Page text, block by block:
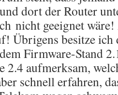
dort der Router
nicht geeignet wäre!
Übrigens besitze ich
Firmware-Stand
2.4 aufmerksam,
schnell erfahren,